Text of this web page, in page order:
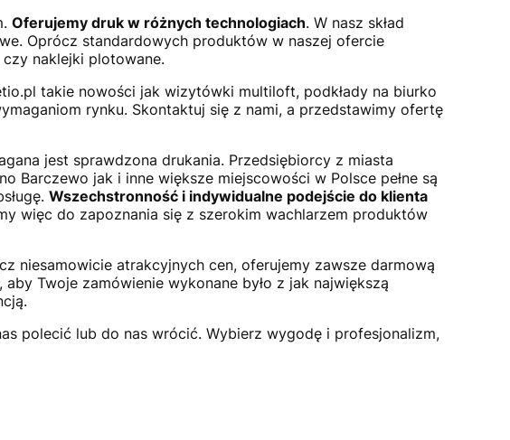
Oferujemy druk w różnych technologiach. W nasz skład
Oprócz standardowych produktów w naszej ofercie
czy naklejki plotowane.
takie nowości jak wizytówki multiloft, podkłady na biurko
rynku. Skontaktuj się z nami, a przedstawimy ofertę
jest sprawdzona drukania. Przedsiębiorcy z miasta
Barczewo jak i inne większe miejscowości w Polsce pełne są
Wszechstronność i indywidualne podejście do klienta
więc do zapoznania się z szerokim wachlarzem produktów
niesamowicie atrakcyjnych cen, oferujemy zawsze darmową
Twoje zamówienie wykonane było z jak największą
polecić lub do nas wrócić. Wybierz wygodę i profesjonalizm,